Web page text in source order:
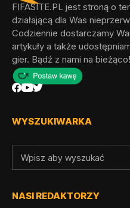
FIFASITE.PL jest stroną o
działającą dla Was
Codziennie dostarczamy
artykuły a także
gier. Bądź z nami na
WYSZUKIWARKA
NASI REDAKTORZY